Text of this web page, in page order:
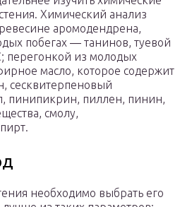
Химический анализ
аромодендрена,
побегах ― танинов, туевой
перегонкой из молодых
масло, которое содержит
сесквитерпеновый
пинипикрин, пиллен, пинин,
смолу,
необходимо выбрать его